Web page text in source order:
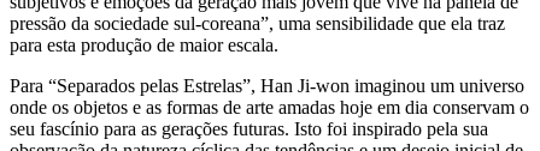
pressão da sociedade sul-coreana”, uma sensibilidade que ela traz
para esta produção de maior escala.
Para “Separados pelas Estrelas”, Han Ji-won imaginou um universo
onde os objetos e as formas de arte amadas hoje em dia conservam o
seu fascínio para as gerações futuras. Isto foi inspirado pela sua